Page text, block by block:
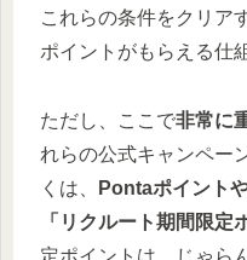
これらの条件をクリア
ポイントがもらえる仕
ただし、ここで非常に
れらの公式キャンペー
くは、
Pontaポイント
「リクルート期間限定
定ポイントは、じゃら